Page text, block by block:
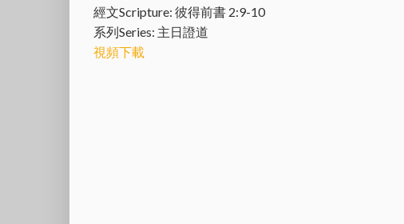
經文Scripture: 彼得前書 2:9-10
系列Series: 主日證道
視頻下載